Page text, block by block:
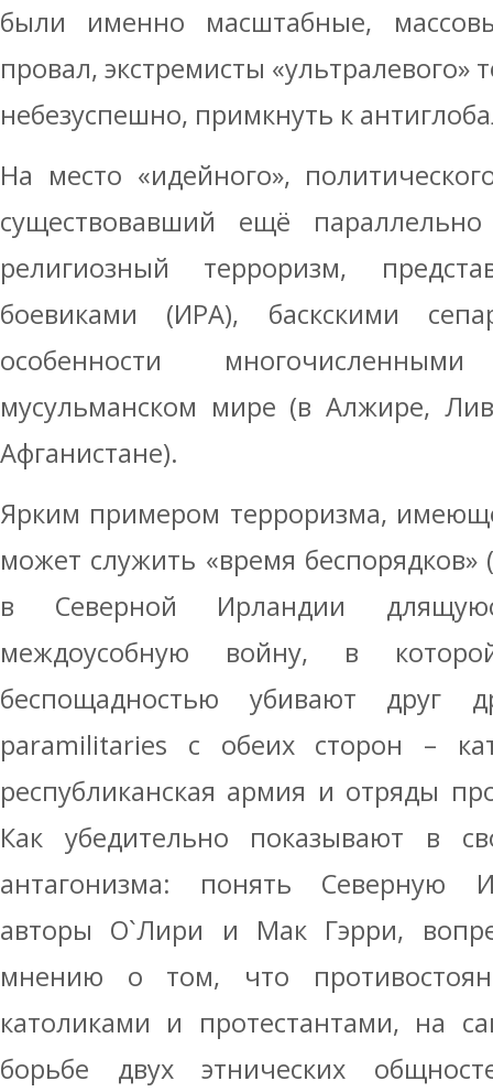
были именно масштабные,
провал, экстремисты «ультралевого»
небезуспешно, примкнуть к
На место «идейного»,
существовавший ещё
религиозный терроризм,
боевиками (ИРА), баскскими
особенности
мусульманском мире (в Алжире,
Афганистане).
Ярким примером терроризма,
может служить «время
в Северной Ирландии
междоусобную войну, в
беспощадностью убивают друг
paramilitaries с обеих сторон –
республиканская армия и отряды
Как убедительно показывают в
антагонизма: понять Северную
авторы О`Лири и Мак Гэрри,
мнению о том, что
католиками и протестантами, на
борьбе двух этнических